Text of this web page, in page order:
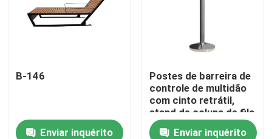
Para casa
Produtos
B-146
Enviar inquérito
Postes de barreira de
controle de multidão
com cinto retrátil,
stand de coluna de fila
de eventos
Enviar inquérito